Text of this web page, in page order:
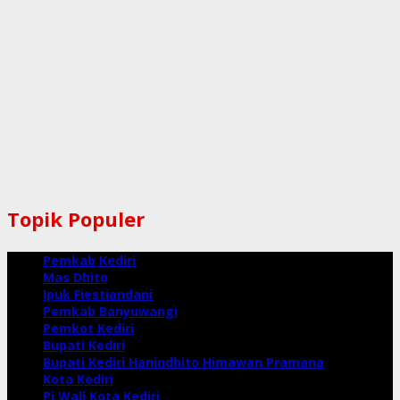
Topik Populer
Pemkab Kediri
Mas Dhito
Ipuk Fiestiandani
Pemkab Banyuwangi
Pemkot Kediri
Bupati Kediri
Bupati Kediri Hanindhito Himawan Pramana
Kota Kediri
Pj Wali Kota Kediri